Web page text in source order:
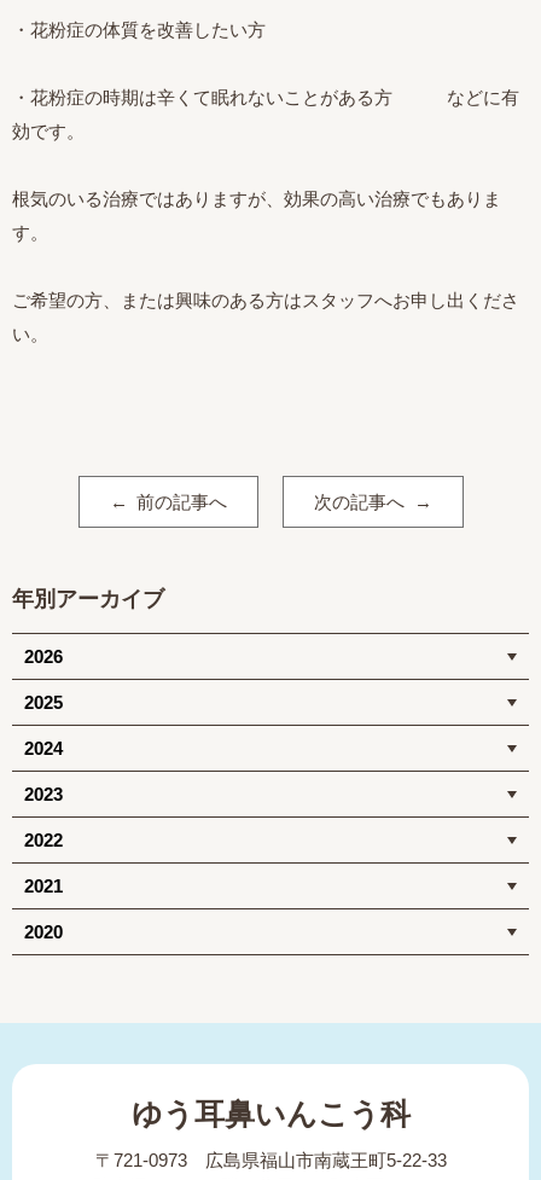
・花粉症の体質を改善したい方
・花粉症の時期は辛くて眠れないことがある方 などに有
効です。
根気のいる治療ではありますが、効果の高い治療でもありま
す。
ご希望の方、または興味のある方はスタッフへお申し出くださ
い。
前の記事へ 次の記事へ
年別アーカイブ
2026
2025
2024
2023
2022
2021
2020
ゆう耳鼻いんこう科
〒721-0973 広島県福山市南蔵王町5-22-33